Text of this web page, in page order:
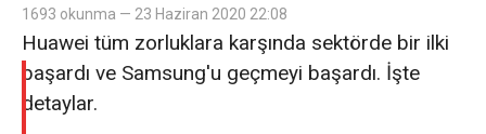
1693 okunma — 23 Haziran 2020 22:08
Huawei tüm zorluklara karşında sektörde bir ilki
başardı ve Samsung'u geçmeyi başardı. İşte
detaylar.